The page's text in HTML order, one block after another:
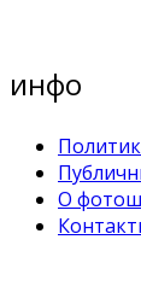
инфо
О